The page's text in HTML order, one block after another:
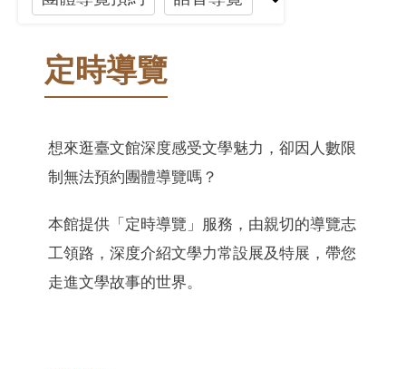
定時導覽
想來逛臺文館深度感受文學魅力，卻因人數限
制無法預約團體導覽嗎？
本館提供「定時導覽」服務，由親切的導覽志
工領路，深度介紹文學力常設展及特展， 帶您
走進文學故事的世界。